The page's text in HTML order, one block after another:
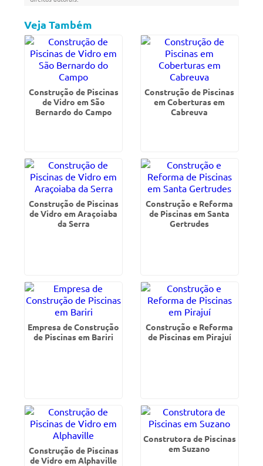
Veja Também
Construção de Piscinas
de Vidro em São
Bernardo do Campo
Construção de Piscinas
em Coberturas em
Cabreuva
Construção de Piscinas
de Vidro em Araçoiaba
da Serra
Construção e Reforma
de Piscinas em Santa
Gertrudes
Empresa de Construção
de Piscinas em Bariri
Construção e Reforma
de Piscinas em Pirajuí
Construção de Piscinas
de Vidro em Alphaville
Construtora de Piscinas
em Suzano